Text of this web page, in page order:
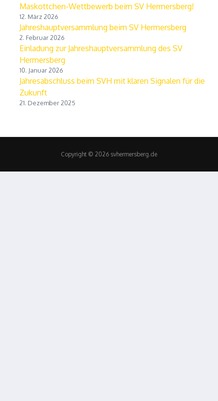
Maskottchen-Wettbewerb beim SV Hermersberg!
12. März 2026
Jahreshauptversammlung beim SV Hermersberg
2. Februar 2026
Einladung zur Jahreshauptversammlung des SV
Hermersberg
10. Januar 2026
Jahresabschluss beim SVH mit klaren Signalen für die
Zukunft
21. Dezember 2025
Copyright © 2026 svhermersberg.de